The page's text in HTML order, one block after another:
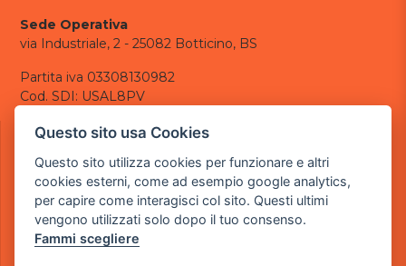
Sede Operativa
via Industriale, 2 - 25082 Botticino, BS
Partita iva 03308130982
Cod. SDI: USAL8PV
CONTATTI
tel.: +39 030 376 2377
tel.: +39 030 336 6259
pec:powergamesrl@legalmail.it
LINK UTILI
Questo sito usa Cookies
Questo sito utilizza cookies per funzionare e altri
cookies esterni, come ad esempio google analytics,
per capire come interagisci col sito. Questi ultimi
vengono utilizzati solo dopo il tuo consenso.
Fammi scegliere